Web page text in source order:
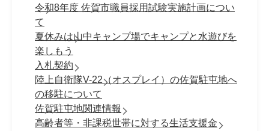
令和8年度 佐賀市職員採⽤試験実施計画につい
て
夏休みは山中キャンプ場でキャンプと水遊びを
楽しもう
入札契約
陸上自衛隊V-22（オスプレイ）の佐賀駐屯地へ
の移駐について
佐賀駐屯地関連情報
高齢者等・非課税世帯に対する生活支援金